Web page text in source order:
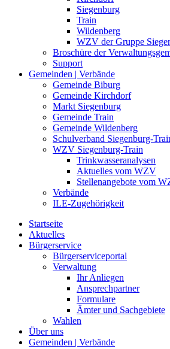
Siegenburg
Train
Wildenberg
WZV der Gruppe
Broschüre der
Support
Gemeinden | Verbände
Gemeinde Biburg
Gemeinde Kirchdorf
Markt Siegenburg
Gemeinde Train
Gemeinde Wildenberg
Schulverband Siegenburg-
WZV Siegenburg-Train
Trinkwasseranalysen
Aktuelles vom WZV
Stellenangebote vom
Verbände
ILE-Zugehörigkeit
Startseite
Aktuelles
Bürgerservice
Bürgerserviceportal
Verwaltung
Ihr Anliegen
Ansprechpartner
Formulare
Ämter und Sachgebiete
Wahlen
Über uns
Gemeinden | Verbände